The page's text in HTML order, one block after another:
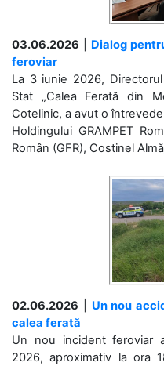
03.06.2026
Dialog
feroviar
La 3 iunie 2026,
Stat „Calea Ferată din
Cotelinic, a avut o
Holdingului GRAMPET
Român (GFR), Costinel
02.06.2026
Un nou
calea ferată
Un nou incident feroviar
2026, aproximativ la ora